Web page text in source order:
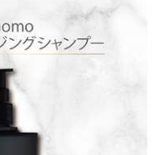
た。
なめです。
かったので、リピ